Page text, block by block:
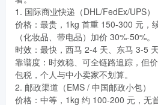
1. 国际商业快递（DHL/FedEx/UPS）
价格：最贵，1kg 首重 150-300 元，
（化妆品、带电品）加价 30%-50%。
时效：最快，西马 2-4 天、东马 3-5
靠谱度：时效稳、可全链路追踪，但
包税，个人与中小卖家不划算。
2. 邮政渠道（EMS / 中国邮政小包）
价格：中等，1kg 约 100-200 元，无